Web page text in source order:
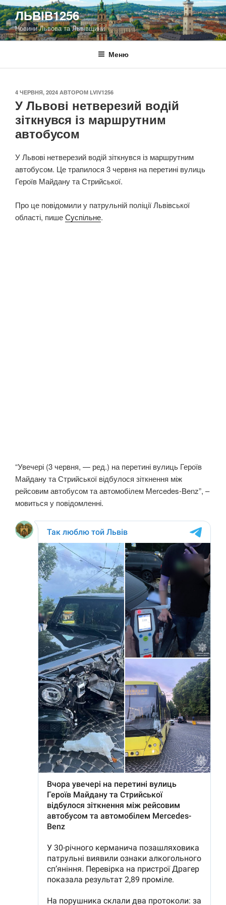
Перейти
до
вмісту
ЛЬВІВ1256
Новини Львова та Львівщини
Меню
ОПУБЛІКОВАНО
4 ЧЕРВНЯ, 2024 АВТОРОМ LVIV1256
У Львові нетверезий водій
зіткнувся із маршрутним
автобусом
У Львові нетверезий водій зіткнувся із маршрутним
автобусом. Це трапилося 3 червня на перетині вулиць
Героїв Майдану та Стрийської.
Про це повідомили у патрульній поліції Львівської
області, пишеСуспільне.
“Увечері (3 червня, — ред.) на перетині вулиць Героїв
Майдану та Стрийської відбулося зіткнення між
рейсовим автобусом та автомобілем Mercedes-Benz”, –
мовиться у повідомленні.